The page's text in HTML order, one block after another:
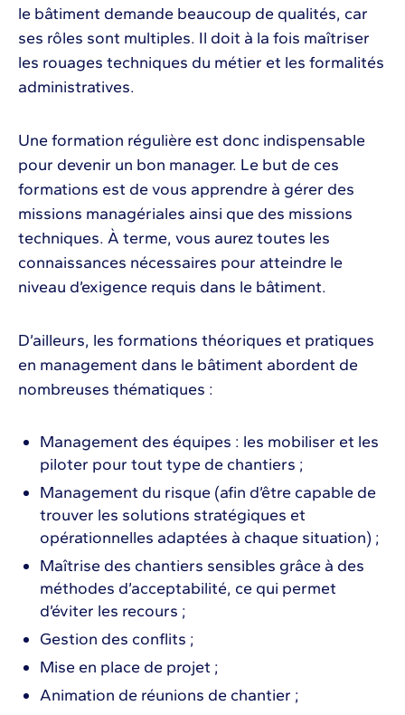
le bâtiment demande beaucoup de qualités, car
ses rôles sont multiples. Il doit à la fois maîtriser
les rouages techniques du métier et les formalités
administratives.
Une formation régulière est donc indispensable
pour devenir un bon manager. Le but de ces
formations est de vous apprendre à gérer des
missions managériales ainsi que des missions
techniques. À terme, vous aurez toutes les
connaissances nécessaires pour atteindre le
niveau d’exigence requis dans le bâtiment.
D’ailleurs, les formations théoriques et pratiques
en management dans le bâtiment abordent de
nombreuses thématiques :
Management des équipes : les mobiliser et les
piloter pour tout type de chantiers ;
Management du risque (afin d’être capable de
trouver les solutions stratégiques et
opérationnelles adaptées à chaque situation) ;
Maîtrise des chantiers sensibles grâce à des
méthodes d’acceptabilité, ce qui permet
d’éviter les recours ;
Gestion des conflits ;
Mise en place de projet ;
Animation de réunions de chantier ;